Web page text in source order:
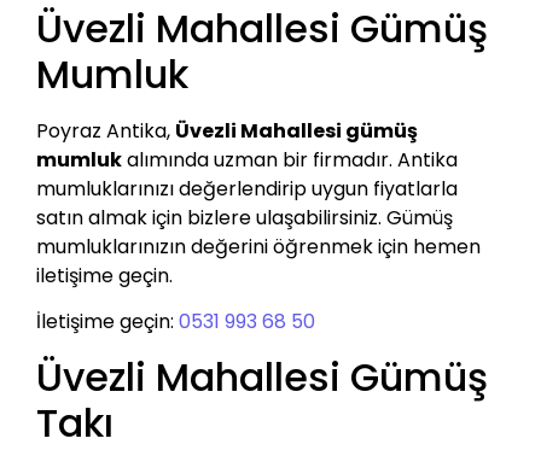
Üvezli Mahallesi Gümüş
Mumluk
Poyraz Antika, Üvezli Mahallesi gümüş
mumlukalımında uzman bir firmadır. Antika
mumluklarınızı değerlendirip uygun fiyatlarla
satın almak için bizlere ulaşabilirsiniz. Gümüş
mumluklarınızın değerini öğrenmek için hemen
iletişime geçin.
İletişime geçin: 0531 993 68 50
Üvezli Mahallesi Gümüş
Takı